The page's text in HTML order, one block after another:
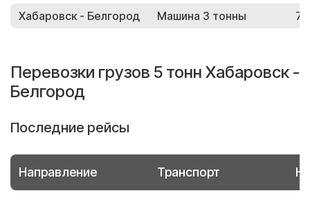
Хабаровск - Белгород
Машина 3 тонны
Перевозки грузов 5 тонн Хабаровск -
Белгород
Последние рейсы
Направление Транспорт